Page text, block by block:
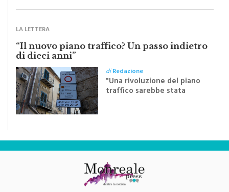
Sapienza all'indomani della
LA LETTERA
“Il nuovo piano traffico? Un passo indietro
di dieci anni”
diRedazione
"Una rivoluzione del piano